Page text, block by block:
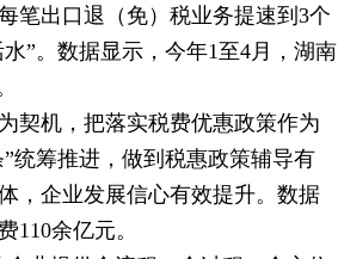
笔出口退（免）税业务提速到3个
”。数据显示，今年1至4月，湖南
契机，把落实税费优惠政策作为
统筹推进，做到税惠政策辅导有
，企业发展信心有效提升。数据
110余亿元。